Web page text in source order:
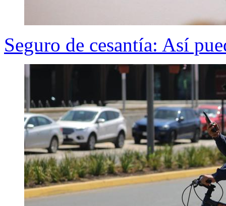
Seguro de cesantía: Así